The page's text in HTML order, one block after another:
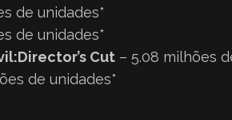
de unidades*
de unidades*
Cut – 5.08 milhões
de unidades*